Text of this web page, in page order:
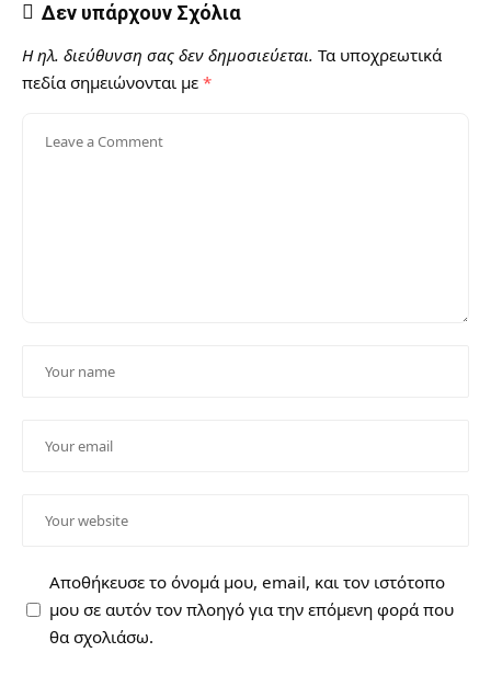
Δεν υπάρχουν Σχόλια
Η ηλ. διεύθυνση σας δεν δημοσιεύεται. Τα υποχρεωτικά
πεδία σημειώνονται με *
Αποθήκευσε το όνομά μου, email, και τον ιστότοπο
μου σε αυτόν τον πλοηγό για την επόμενη φορά που
θα σχολιάσω.